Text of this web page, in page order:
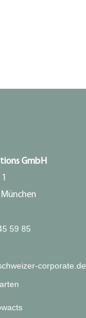
GmbH
59 85
corporate.de